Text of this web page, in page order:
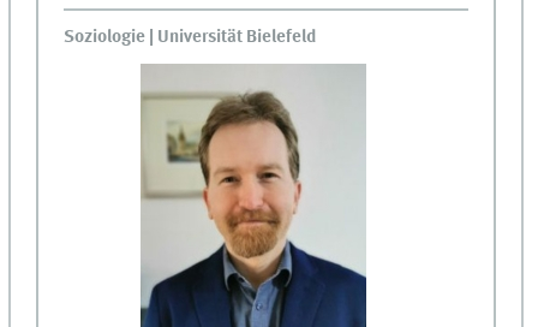
Soziologie | Universität Bielefeld